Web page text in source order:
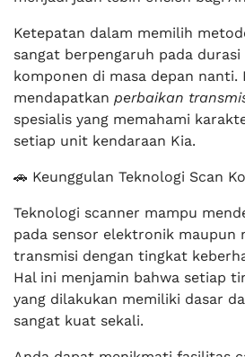
Ketepatan dalam memilih
sangat berpengaruh pada durasi
komponen di masa depan nanti.
mendapatkan perbaikan
spesialis yang memahami
setiap unit kendaraan Kia.
🚗 Keunggulan Teknologi Scan
Teknologi scanner mampu
pada sensor elektronik maupun
transmisi dengan tingkat
Hal ini menjamin bahwa setiap
yang dilakukan memiliki dasar
sangat kuat sekali.